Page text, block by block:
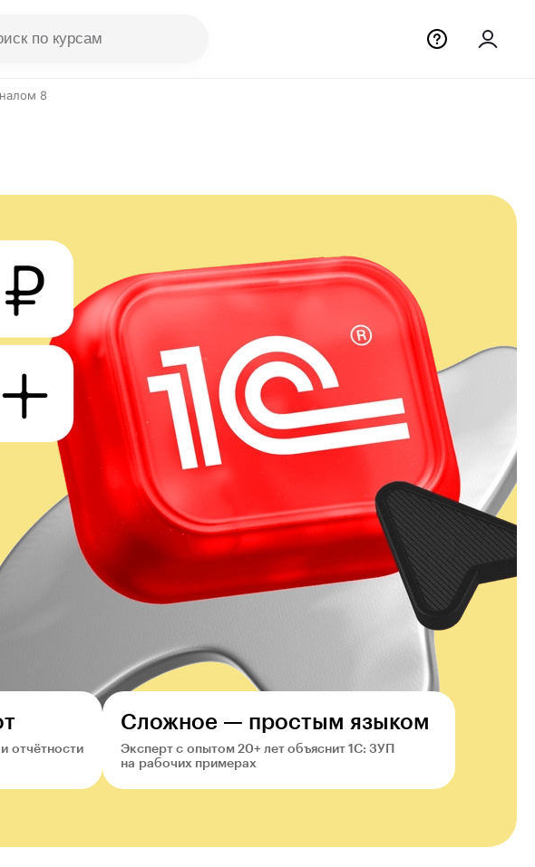
по курсам
8
отчётности
Сложное — простым языком
Эксперт с опытом 20+ лет объяснит 1С: ЗУП
на рабочих примерах